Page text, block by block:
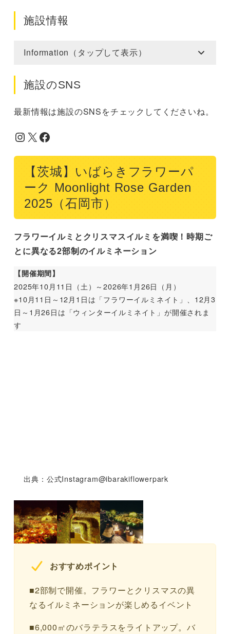
施設情報
Information（タップして表示）
施設のSNS
最新情報は施設のSNSをチェックしてくださいね。
Instagram
X Facebook
【茨城】いばらきフラワーパ
ーク Moonlight Rose Garden
2025（石岡市）
フラワーイルミとクリスマスイルミを満喫！時期ご
とに異なる2部制のイルミネーション
【開催期間】
2025年10月11日（土）～2026年1月26日（月）
※10月11日～12月1日は「フラワーイルミネイト」、12月3
日～1月26日は「ウィンターイルミネイト」が開催されま
す
出典：公式Instagram@ibarakiflowerpark
おすすめポイント
■2部制で開催。フラワーとクリスマスの異
なるイルミネーションが楽しめるイベント
■6,000㎡のバラテラスをライトアップ。バ